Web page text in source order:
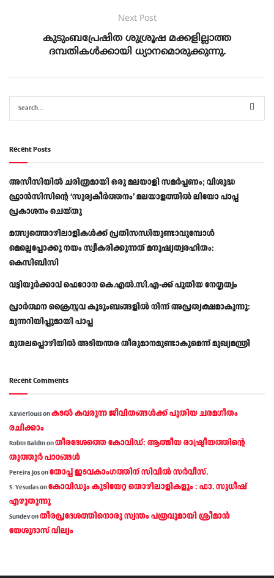
Next Post
കുടുംബപ്രേഷിത ശുശ്രൂഷ മക്കളില്ലാത്ത
ദമ്പതികൾക്കായി ധ്യാനമൊരുക്കുന്നു.
Recent Posts
അസീസിയിൽ ചരിത്രമായി ഒരു മലയാളി സമർപ്പണം; വിശുദ്ധ
ഫ്രാൻസിസിന്റെ ‘സൂര്യകീർത്തനം’ മലയാളത്തിൽ ലിയോ പാപ്പ
പ്രകാശനം ചെയ്തു
മത്സ്യത്തൊഴിലാളികള്‍ക്ക് പ്രതിസന്ധിയുണ്ടാവുമ്പോള്‍
മെല്ലെപ്പോക്കു നയം സ്വീകരിക്കുന്നത് മനുഷ്യത്വരഹിതം:
കെസിബിസി
വട്ടിയൂർക്കാവ് ഫെറോന കെ.എൽ.സി.എ-ക്ക് പുതിയ നേതൃത്വം
പ്രാര്‍ത്ഥന ക്രൈസ്തവ കുടുംബങ്ങളില്‍ നിന്ന് അപ്രത്യക്ഷമാകുന്നു:
മുന്നറിയിപ്പുമായി പാപ്പ
മുതലപ്പൊഴിയിൽ അടിയന്തര തീരുമാനമുണ്ടാകുമെന്ന് മുഖ്യമന്ത്രി
Recent Comments
Xavierlouisonകടല്‍ കവരുന്ന ജീവിതങ്ങള്‍ക്ക് പുതിയ ചരമഗീതം
രചിക്കാം
Robin Baldinonതീരദേശത്തെ കോവിഡ്: ആത്മീയ രാഷ്ട്രീയത്തിന്റെ
തൂത്തൂര്‍ പാഠങ്ങൾ
Pereira Josonതോപ്പ് ഇടവകാംഗത്തിന് സിവിൽ സർവീസ്.
S. Yesudasonകോവിഡും കുടിയേറ്റ തൊഴിലാളികളും : ഫാ. സുധീഷ്
എഴുതുന്നു
Sundevonതീരപ്രദേശത്തിനൊരു സ്വന്തം പത്രവുമായി ശ്രീമാന്‍
യേശുദാസ് വില്യം